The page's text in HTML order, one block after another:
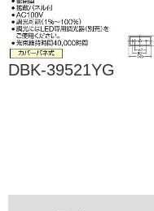
DBK-39521YG